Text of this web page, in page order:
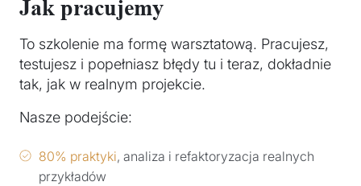
Jak pracujemy
To szkolenie ma formę warsztatową. Pracujesz,
testujesz i popełniasz błędy tu i teraz, dokładnie
tak, jak w realnym projekcie.
Nasze podejście:
80% praktyki, analiza i refaktoryzacja realnych
przykładów